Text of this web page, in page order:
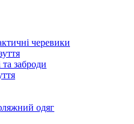
черевики
заброди
одяг